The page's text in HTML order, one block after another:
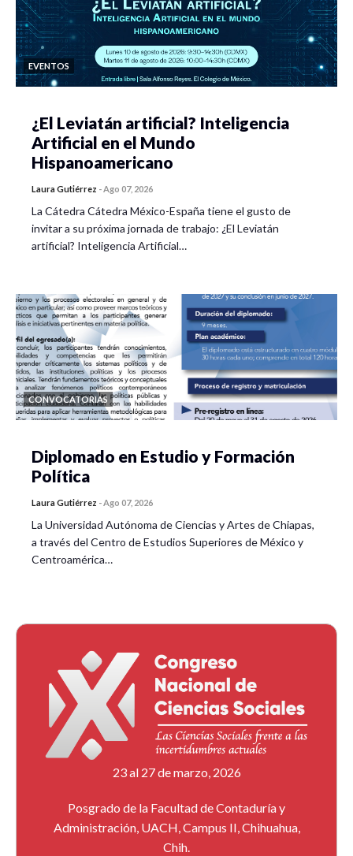
EVENTOS
¿El Leviatán artificial? Inteligencia
Artificial en el Mundo
Hispanoamericano
Laura Gutiérrez -Ago 07, 2026
La Cátedra Cátedra México-España tiene el gusto de
invitar a su próxima jornada de trabajo: ¿El Leviatán
artificial? Inteligencia Artificial…
CONVOCATORIAS
Diplomado en Estudio y Formación
Política
Laura Gutiérrez -Ago 07, 2026
La Universidad Autónoma de Ciencias y Artes de Chiapas,
a través del Centro de Estudios Superiores de México y
Centroamérica…
23 al 27 de marzo, 2026
Posgrado de la Facultad de Contaduría y
Administración, UACH, Campus II, Chihuahua,
Chih.